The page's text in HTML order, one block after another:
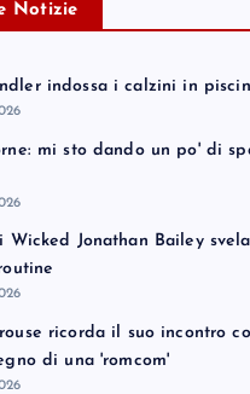
Notizie
indossa i calzini in
mi sto dando un po' di
Wicked Jonathan Bailey
ricorda il suo incontro
di una 'romcom'